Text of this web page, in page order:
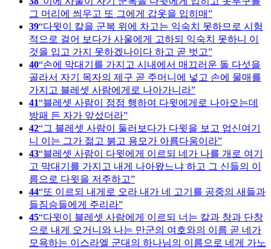
그 머리에 씌우고 또 그에게 갑옷을 입히매
39 다윗이 칼을 군복 위에 차고는 익숙치 못하므로 시험
적으로 걸어 보다가 사울에게 고하되 익숙치 못하니 이
것을 입고 가지 못하겠나이다 하고 곧 벗고
40 손에 막대기를 가지고 시내에서 매끄러운 돌 다섯을
골라서 자기 목자의 제구 곧 주머니에 넣고 손에 물매를
가지고 블레셋 사람에게로 나아가니라
41 블레셋 사람이 점점 행하여 다윗에게로 나아오는데
방패 든 자가 앞섰더라
42 그 블레셋 사람이 둘러보다가 다윗을 보고 업신여기
니 이는 그가 젊고 붉고 용모가 아름다움이라
43 블레셋 사람이 다윗에게 이르되 네가 나를 개로 여기
고 막대기를 가지고 내게 나아왔느냐 하고 그 신들의 이
름으로 다윗을 저주하고
44 또 이르되 내게로 오라 내가 네 고기를 공중의 새들과
들짐승들에게 주리라
45 다윗이 블레셋 사람에게 이르되 너는 칼과 창과 단창
으로 내게 오거니와 나는 만군의 여호와의 이름 곧 네가
모욕하는 이스라엘 군대의 하나님의 이름으로 네게 가노